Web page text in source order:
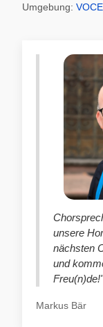
Umgebung:
unsere
nächsten
und
Freu(n)de!"
Markus Bär